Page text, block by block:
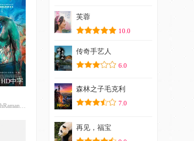
HD中字
HannahRejiKoshy,KaleshRamanand,ArjunGopal,RjVijitha,BittoDavis,沙菈尤·莫汉,LaliP.M.,T.SureshBabu,JayaKurup,MareenaMichaelKurisingal,ShivajiGuruvayoor,NithaPromy,AavniAnjaliNair,SusheelaSivaprasad,NoufalHussain
芙蓉
10.0
传奇手艺人
6.0
森林之子毛克利
7.0
再见，福宝